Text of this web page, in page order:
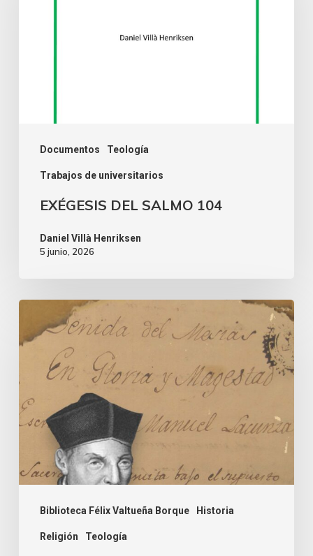
Documentos Teología
Trabajos de universitarios
EXÉGESIS DEL SALMO 104
Daniel Villà Henriksen
5 junio, 2026
Biblioteca Félix Valtueña Borque Historia
Religión Teología